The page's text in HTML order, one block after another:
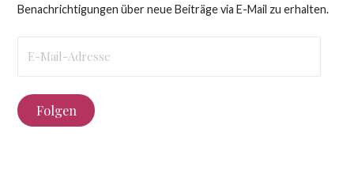
Benachrichtigungen über neue Beiträge via E-Mail zu erhalten.
Mail-
Folgen